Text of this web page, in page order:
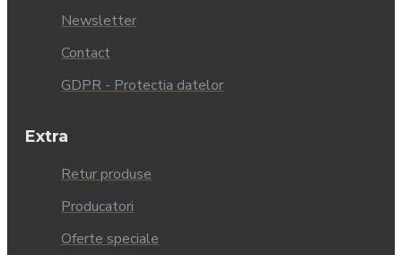
Newsletter
Contact
GDPR - Protectia datelor
Extra
Retur produse
Producatori
Oferte speciale